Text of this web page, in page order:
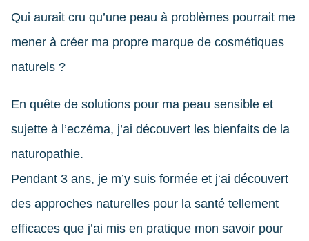
Qui aurait cru qu’une peau à problèmes pourrait me
mener à créer ma propre marque de cosmétiques
naturels ?
En quête de solutions pour ma peau sensible et
sujette à l’eczéma, j’ai découvert les bienfaits de la
naturopathie.
Pendant 3 ans, je m’y suis formée et j‘ai découvert
des approches naturelles pour la santé tellement
efficaces que j’ai mis en pratique mon savoir pour